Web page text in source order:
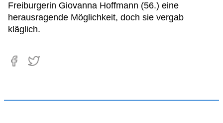
Freiburgerin Giovanna Hoffmann (56.) eine
herausragende Möglichkeit, doch sie vergab
kläglich.